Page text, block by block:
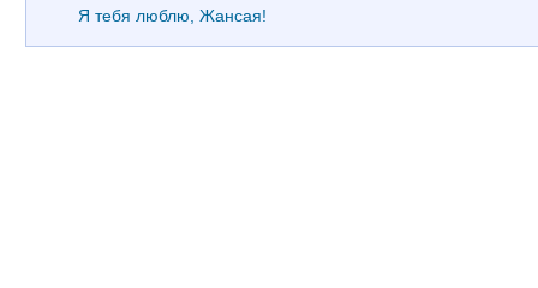
Я тебя люблю, Жансая!